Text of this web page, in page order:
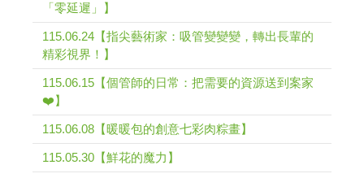
「零延遲」】
115.06.24【指尖藝術家：吸管變變變，轉出長輩的
精彩視界！】
115.06.15【個管師的日常：把需要的資源送到案家
❤️】
115.06.08【暖暖包的創意七彩肉粽畫】
115.05.30【鮮花的魔力】